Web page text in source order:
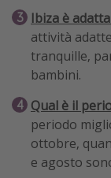
Ibiza è
attività
tranquille,
bambini.
Qual è il
periodo
ottobre,
e agosto